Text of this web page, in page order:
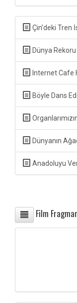
Çin’deki Tren
Dünya
Internet Cafe
Böyle Dans
Dünyanın
Anadoluyu
Film